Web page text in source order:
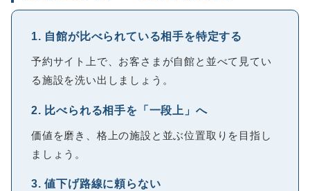
1. 自館が比べられている相手を特定する
予約サイト上で、お客さまが自館と並べて見てい
る施設を洗い出しましょう。
2. 比べられる相手を「一段上」へ
価値を磨き、格上の施設と並ぶ位置取りを目指し
ましょう。
3. 値下げ路線に頼らない